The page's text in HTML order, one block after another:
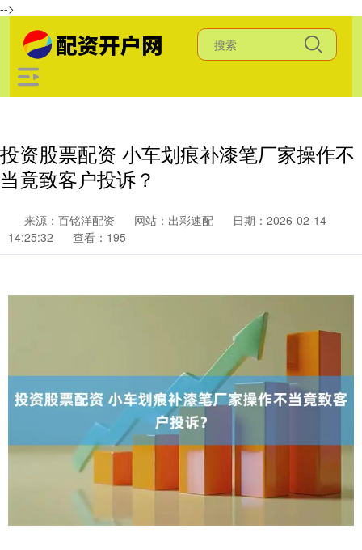
-->
投资股票配资 小车划痕补漆笔厂家操作不
当竟致客户投诉？
来源：百铭洋配资 网站：出彩速配
日期：2026-02-14
14:25:32
查看：195